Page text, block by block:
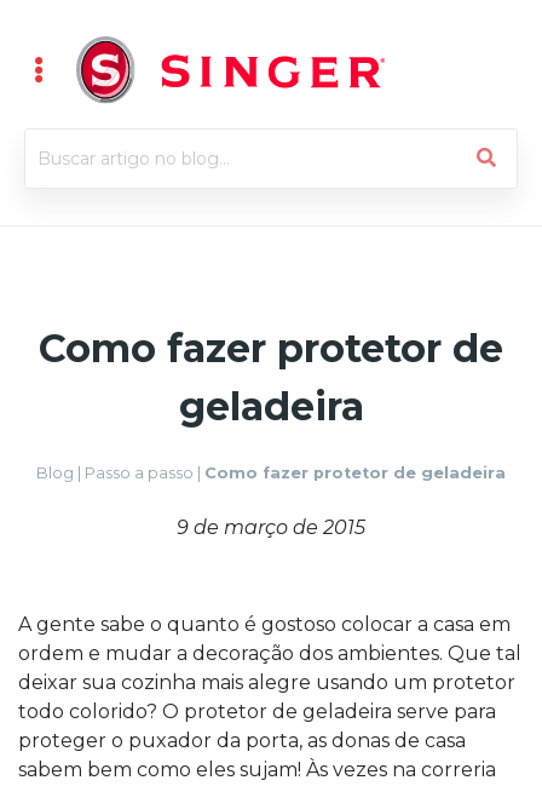
Como fazer protetor de
geladeira
Blog Passo a passo Como fazer protetor de geladeira
9 de março de 2015
A gente sabe o quanto é gostoso colocar a casa em
ordem e mudar a decoração dos ambientes. Que tal
deixar sua cozinha mais alegre usando um protetor
todo colorido? O protetor de geladeira serve para
proteger o puxador da porta, as donas de casa
sabem bem como eles sujam! Às vezes na correria